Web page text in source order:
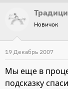
Новичок
19 Декабрь 2007
Мы еще в
подсказку